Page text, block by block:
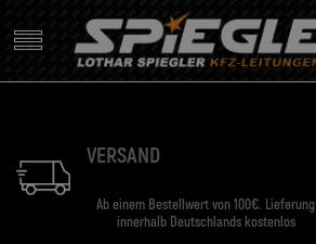
content
VERSAND
Ab einem Bestellwert von 100€. Lieferung
innerhalb Deutschlands kostenlos